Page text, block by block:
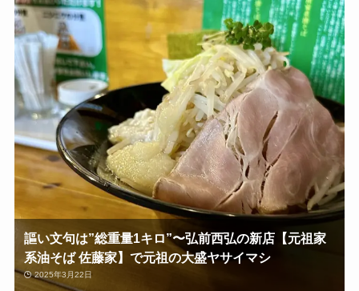
謳い文句は”総重量1キロ”〜弘前西弘の新店【元祖家
系油そば 佐藤家】で元祖の大盛ヤサイマシ
2025年3月22日